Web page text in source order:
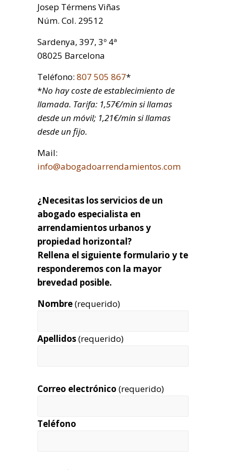
Josep Térmens Viñas
Núm. Col. 29512
Sardenya, 397, 3º 4ª
08025 Barcelona
Teléfono: 807 505 867*
*No hay coste de establecimiento de
llamada. Tarifa: 1,57€/min si llamas
desde un móvil; 1,21€/min si llamas
desde un fijo.
Mail:
info@abogadoarrendamientos.com
¿Necesitas los servicios de un
abogado especialista en
arrendamientos urbanos y
propiedad horizontal?
Rellena el siguiente formulario y te
responderemos con la mayor
brevedad posible.
Nombre(requerido)
Apellidos(requerido)
Correo electrónico (requerido)
Teléfono